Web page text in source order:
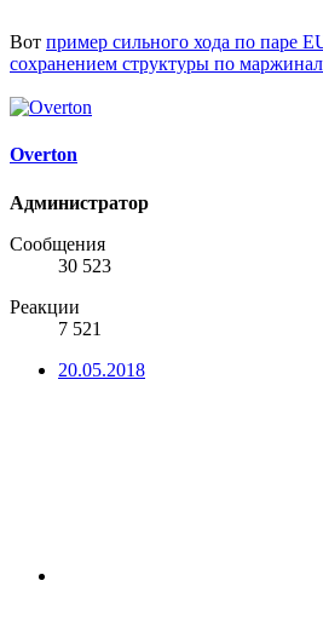
Вот пример сильного хода по паре
сохранением структуры по
Overton
Администратор
Сообщения
30 523
Реакции
7 521
20.05.2018